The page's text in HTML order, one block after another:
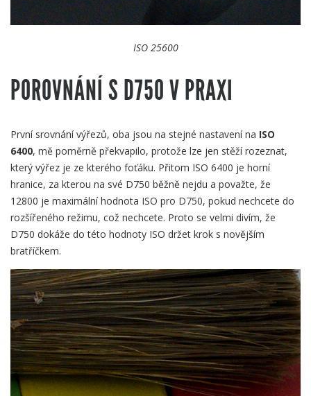
ISO 25600
POROVNÁNÍ S D750 V PRAXI
První srovnání výřezů, oba jsou na stejné nastavení na ISO
6400, mě poměrně překvapilo, protože lze jen stěží rozeznat,
který výřez je ze kterého foťáku. Přitom ISO 6400 je horní
hranice, za kterou na své D750 běžně nejdu a považte, že
12800 je maximální hodnota ISO pro D750, pokud nechcete do
rozšířeného režimu, což nechcete. Proto se velmi divím, že
D750 dokáže do této hodnoty ISO držet krok s novějším
bratříčkem.